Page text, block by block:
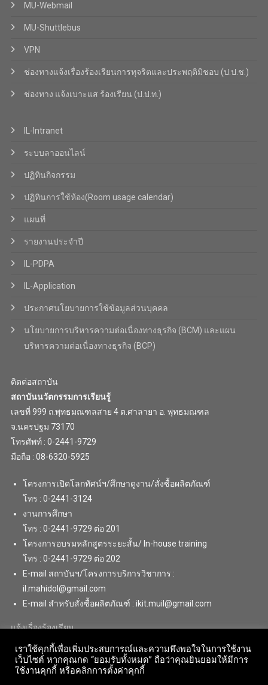
MU-Webmail
MU-Shuttlebus
VPN
ช่องทางแจ้งเรื่องร้องเรียนการทุจริตและประพฤติมิชอบ (ป.ป.ช.)
ช่องทาง แจ้งเบาะแส ร้องเรียน (ป.ป.ท.)
IL-Intranet
ระบบลาออนไลน์
ปฏิทินกิจกรรม
ปฏิทินการใช้ห้อง(Room usage calendar)
แผนที่
รายงานประจำปี
IL-PDPA
IL-Application
ประกาศนโยบายการใช้ข้อมูลส่วนบุคคล
นโยบายการบริหารความต่อเนื่องทางธุรกิจ (BCM) และแผน
บริหารความต่อเนื่องทางธุรกิจ (BCP)
ติดต่อสถาบัน
สถาบันนวัตกรรมการเรียนรู้
เลขที่ 999 ถ.พุทธมณฑลสาย 4 ต.ศาลายา อ. พุทธมณฑล
จ.นครปฐม 73170
โทรศัพท์ : 0-2441-9729
มือถือ : 08-6320-5925
โครงการเปิดโลกทัศน์ฯ/ศึกษาดูงาน/สั่งซื้อผลิตภัณฑ์
โทร : 0-2441-3124
งานการศึกษา
โทร : 0-2441-9729 ต่อ 201
โครงการอบรมหลักสูตรระยะสั้น/ In-house training
โทร : 0-2441-9729 ต่อ 202
E-mail สถาบันฯ/โครงการบริการวิชาการ :
il.mahidol@gmail.com
E-mail สำหรับสั่งซื้อผลิตภัณฑ์ : ikit.muil@gmail.com
แจ้งเรื่องร้องเรียน
เราใช้คุกกี้เพื่อเพิ่มประสบการณ์และความพึงพอใจในการใช้งาน
เว็บไซต์ หากคุณกด “ยอมรับทั้งหมด” ถือว่าคุณยินยอมให้มีการ
ใช้งานคุกกี้ หรือคลิกการตั้งค่าคุกกี้